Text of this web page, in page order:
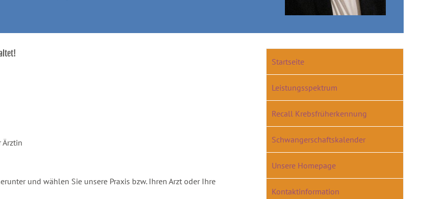
Ärztin
und wählen Sie unsere Praxis bzw. Ihren Arzt oder Ihre
Startseite
Leistungsspektrum
Recall Krebsfrüherkennung
Schwangerschaftskalender
Unsere Homepage
Kontaktinformation